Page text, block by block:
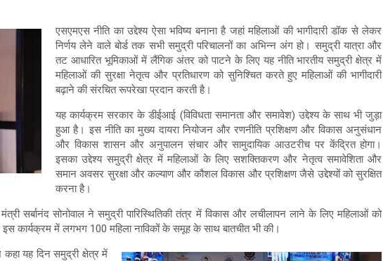
एसएमएस नीति का उद्देश्य ऐसा भविष्य बनाना है जहां महिलाओं की भागीदारी डॉक से लेकर
निर्णय लेने वाले बोर्ड तक सभी समुद्री परिचालनों का अभिन्न अंग हो। समुद्री यात्रा और
तट आधारित भूमिकाओं में लैंगिक अंतर को पाटने के लिए यह नीति भारतीय समुद्री क्षेत्र में
महिलाओं की सुरक्षा नेतृत्व और प्रतिधारण को सुनिश्चित करते हुए महिलाओं की भागीदारी
बढ़ाने की संरचित रूपरेखा प्रदान करती है।
यह कार्यक्रम सरकार के डीईआई (विविधता समानता और समावेश) उद्देश्य के साथ भी जुड़ा
हुआ है। इस नीति का मुख्य दायरा नियोजन और रणनीति प्रशिक्षण और विकास अनुसंधान
और विकास शासन और अनुपालन संचार और सामुदायिक आउटरीच पर केंद्रित होगा।
इसका उद्देश्य समुद्री क्षेत्र में महिलाओं के लिए सशक्तिकरण और नेतृत्व समावेशिता और
समान अवसर सुरक्षा और कल्याण और कौशल विकास और प्रशिक्षण जैसे उद्देश्यों को सुरक्षित
करना है।
सर्बानंद सोनोवाल ने समुद्री पारिस्थितिकी तंत्र में विकास और लचीलापन लाने के लिए महिलाओं को
कार्यक्रम में लगभग 100 महिला नाविकों के समूह के साथ बातचीत भी की।
यह दिन समुद्री क्षेत्र में